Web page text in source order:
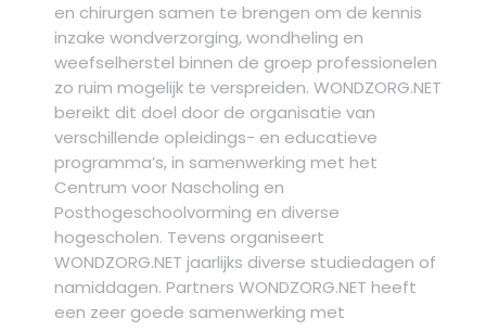
en chirurgen samen te brengen om de kennis
inzake wondverzorging, wondheling en
weefselherstel binnen de groep professionelen
zo ruim mogelijk te verspreiden. WONDZORG.NET
bereikt dit doel door de organisatie van
verschillende opleidings- en educatieve
programma’s, in samenwerking met het
Centrum voor Nascholing en
Posthogeschoolvorming en diverse
hogescholen. Tevens organiseert
WONDZORG.NET jaarlijks diverse studiedagen of
namiddagen. Partners WONDZORG.NET heeft
een zeer goede samenwerking met